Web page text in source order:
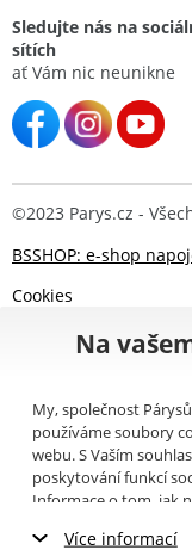
Sledujte nás na
sítích
ať Vám nic neunikne
©2023 Parys.cz -
BSSHOP: e-shop
Cookies
Na
My, společnost
používáme soubory
webu. S Vaším
poskytování funkcí
Informace o tom, jak
můžete přečíst, jak
Více informací